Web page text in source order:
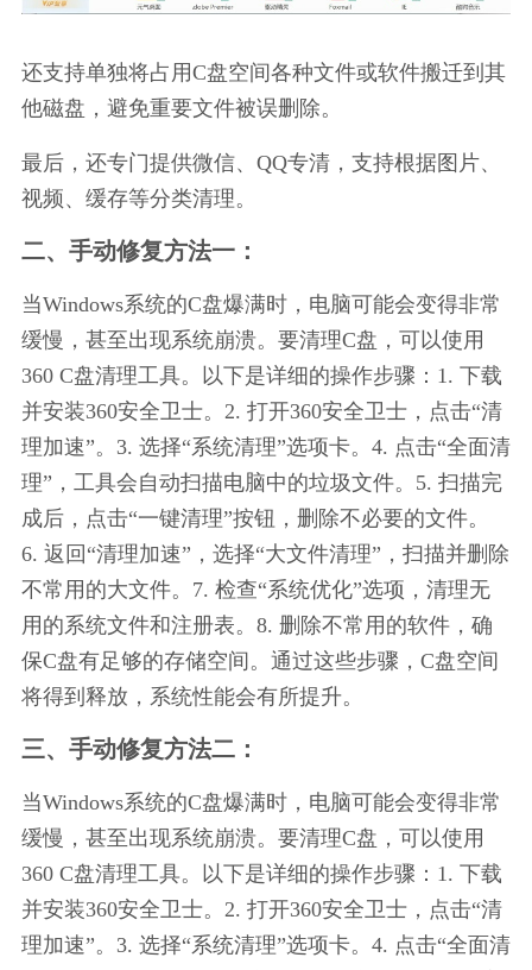
还支持单独将占用C盘空间各种文件或软件搬迁到其
他磁盘，避免重要文件被误删除。
最后，还专门提供微信、QQ专清，支持根据图片、
视频、缓存等分类清理。
二、手动修复方法一：
当Windows系统的C盘爆满时，电脑可能会变得非常
缓慢，甚至出现系统崩溃。要清理C盘，可以使用
360 C盘清理工具。以下是详细的操作步骤：1. 下载
并安装360安全卫士。2. 打开360安全卫士，点击“清
理加速”。3. 选择“系统清理”选项卡。4. 点击“全面清
理”，工具会自动扫描电脑中的垃圾文件。5. 扫描完
成后，点击“一键清理”按钮，删除不必要的文件。
6. 返回“清理加速”，选择“大文件清理”，扫描并删除
不常用的大文件。7. 检查“系统优化”选项，清理无
用的系统文件和注册表。8. 删除不常用的软件，确
保C盘有足够的存储空间。通过这些步骤，C盘空间
将得到释放，系统性能会有所提升。
三、手动修复方法二：
当Windows系统的C盘爆满时，电脑可能会变得非常
缓慢，甚至出现系统崩溃。要清理C盘，可以使用
360 C盘清理工具。以下是详细的操作步骤：1. 下载
并安装360安全卫士。2. 打开360安全卫士，点击“清
理加速”。3. 选择“系统清理”选项卡。4. 点击“全面清